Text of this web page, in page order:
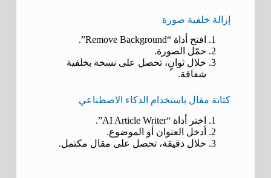
إزالة خلفية صورة
افتح أداة “Remove Background”.
حمّل الصورة.
خلال ثوانٍ، تحصل على نسخة بخلفية
شفافة.
كتابة مقال باستخدام الذكاء الاصطناعي
اختر أداة “AI Article Writer”.
أدخل العنوان أو الموضوع.
خلال دقيقة، تحصل على مقال مكتمل.